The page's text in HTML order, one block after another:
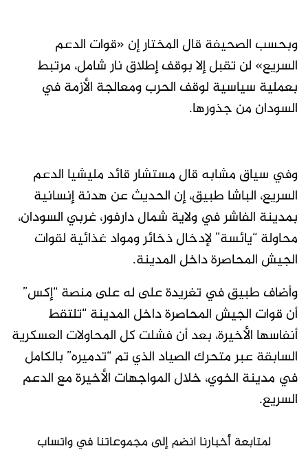
وبحسب الصحيفة قال المختار إن «قوات الدعم
السريع» لن تقبل إلا بوقف إطلاق نار شامل، مرتبط
بعملية سياسية لوقف الحرب ومعالجة الأزمة في
السودان من جذورها.
وفي سياق مشابه قال مستشار قائد مليشيا الدعم
السريع، الباشا طبيق، إن الحديث عن هدنة إنسانية
بمدينة الفاشر في ولاية شمال دارفور، غربي السودان،
محاولة “يائسة” لإدخال ذخائر ومواد غذائية لقوات
الجيش المحاصرة داخل المدينة.
وأضاف طبيق في تغريدة على له على منصة “إكس”
أن قوات الجيش المحاصرة داخل المدينة “تلتقط
أنفاسها الأخيرة، بعد أن فشلت كل المحاولات العسكرية
السابقة عبر متحرك الصياد الذي تم “تدميره” بالكامل
في مدينة الخوي، خلال المواجهات الأخيرة مع الدعم
السريع.